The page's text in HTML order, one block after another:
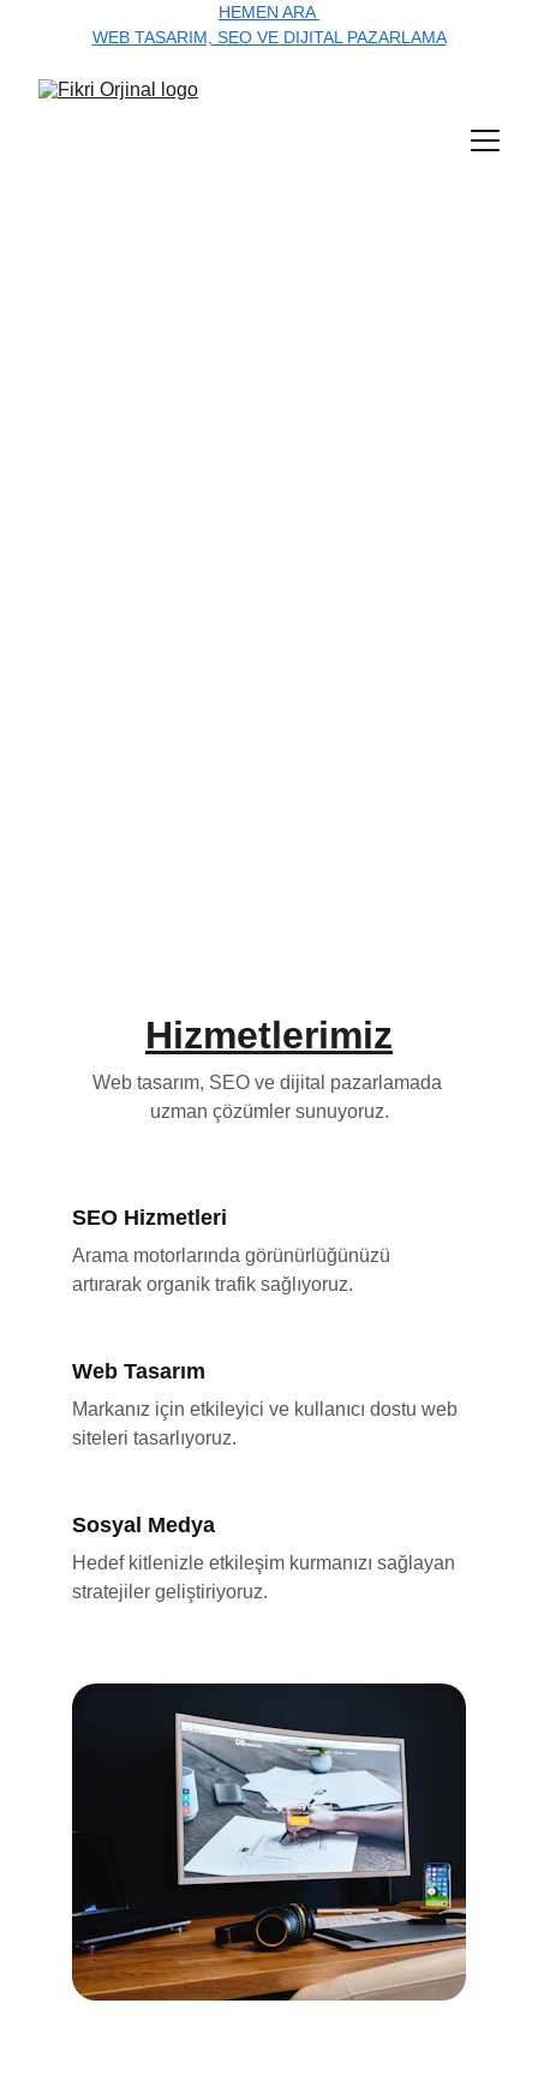
HEMEN ARA
WEB TASARIM, SEO VE DIJITAL PAZARLAMA
Hizmetlerimiz
Web tasarım, SEO ve dijital pazarlamada
uzman çözümler sunuyoruz.
Web Tasarım
Markanız için etkileyici ve kullanıcı dostu web
siteleri tasarlıyoruz.
Sosyal Medya
Hedef kitlenizle etkileşim kurmanızı sağlayan
stratejiler geliştiriyoruz.
SEO Hizmetleri
Arama motorlarında görünürlüğünüzü
artırarak organik trafik sağlıyoruz.